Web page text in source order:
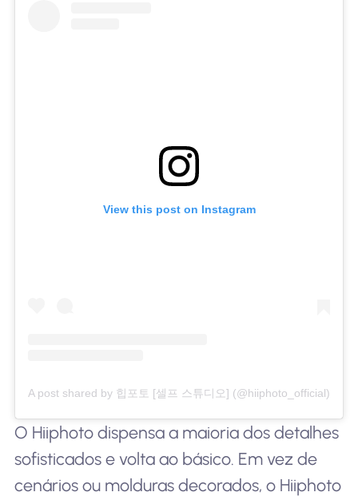
View this post on Instagram
A post shared by 힙포토 [셀프 스튜디오] (@hiiphoto_official)
O Hiiphoto dispensa a maioria dos detalhes
sofisticados e volta ao básico. Em vez de
cenários ou molduras decorados, o Hiiphoto